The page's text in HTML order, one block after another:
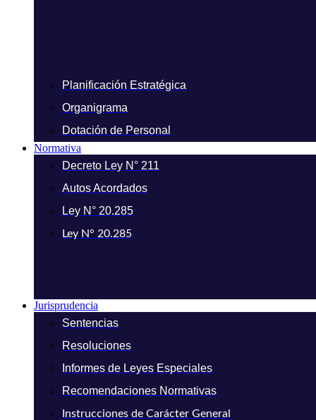
Planificación Estratégica
Organigrama
Dotación de Personal
Normativa
Decreto Ley N° 211
Autos Acordados
Ley N° 20.285
Ley N° 20.285
Jurisprudencia
Sentencias
Resoluciones
Informes de Leyes Especiales
Recomendaciones Normativas
Instrucciones de Carácter General